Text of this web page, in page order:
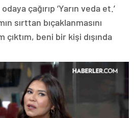
çağırıp ‘Yarın veda et.’
sırttan bıçaklanmasını
çıktım, beni bir kişi dışında